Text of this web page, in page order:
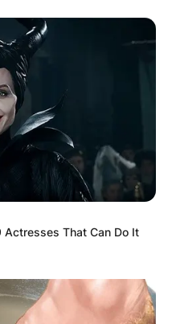
Actresses That Can Do It